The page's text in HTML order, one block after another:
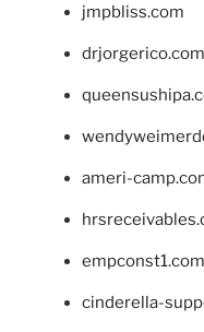
jmpbliss.com
drjorgerico.com
ameri-
empconst1.com
cinderella-